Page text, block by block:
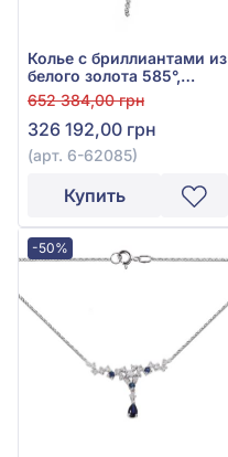
Колье с бриллиантами из
белого золота 585°,
бриллиант 2,48ct, арт. 6-
62085
652 384,00 грн
326 192,00 грн
(арт. 6-62085)
Купить
-50%